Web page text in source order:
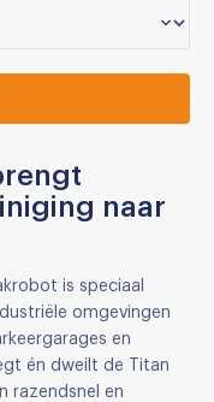
naar
is speciaal
omgevingen
en
én dweilt de Titan
razendsnel en